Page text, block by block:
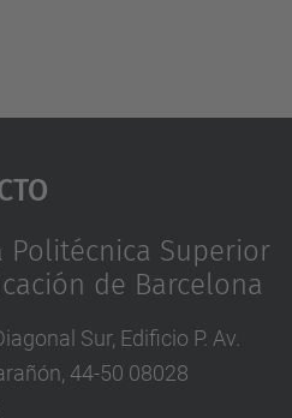
Politécnica Superior
de Barcelona
Sur, Edificio P. Av.
44-50 08028